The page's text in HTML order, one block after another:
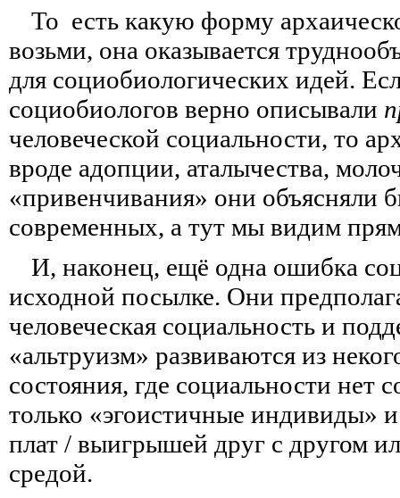
То есть какую форму
возьми, она оказывается
для социобиологических идей.
социобиологов верно описывали
человеческой социальности, то
вроде адопции, аталычества,
«привенчивания» они объясняли
современных, а тут мы видим
И, наконец, ещё одна ошибка
исходной посылке. Они
человеческая социальность и
«альтруизм» развиваются из
состояния, где социальности нет
только «эгоистичные индивиды»
плат / выигрышей друг с другом
средой.